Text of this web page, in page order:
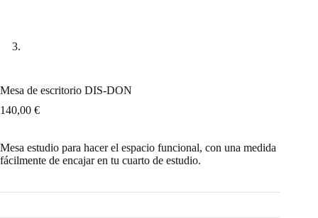
Mesa de escritorio DIS-DON
140,00 €
Mesa estudio para hacer el espacio funcional, con una medida
fácilmente de encajar en tu cuarto de estudio.